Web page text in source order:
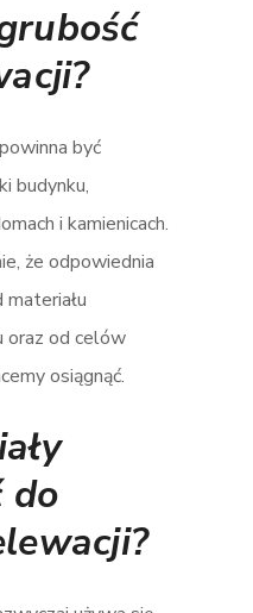
być
budynku,
i kamienicach.
że odpowiednia
oraz od celów
osiągnąć​​.
do